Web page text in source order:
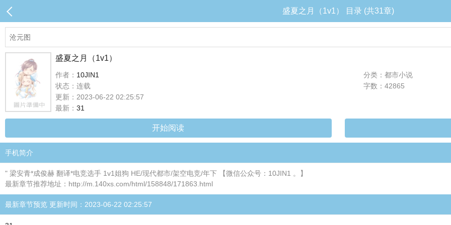
盛夏之月（1v1） 目录 (共31章)
盛夏之月（1v1）
作者： 10JIN1
分类：都市小说
状态：连载
字数：42865
更新：2023-06-22 02:25:57
最新： 31
开始阅读
手机简介
" 梁安青*成俊赫 翻译*电竞选手 1v1姐狗 HE/现代都市/架空电竞/年下 【微信公众号：10JIN1 。】
最新章节推荐地址：http://m.140xs.com/html/158848/171863.html
最新章节预览 更新时间：2023-06-22 02:25:57